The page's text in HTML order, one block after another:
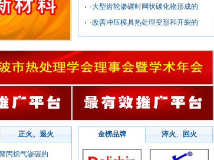
有限公司
公司
限公司
有限责任公
有限公司
·大型齿轮渗碳时网状碳化物形成的
·改善冲压模具热处理变形和开裂的
正火、 退火
丙烷气渗碳的
金榜品牌 淬火、 回火